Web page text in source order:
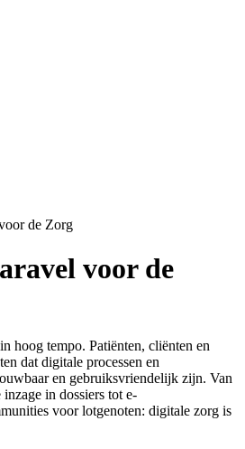
de Zorg
voor de
hoog tempo. Patiënten, cliënten en
dat digitale processen en
en gebruiksvriendelijk zijn. Van
in dossiers tot e-
voor lotgenoten: digitale zorg is